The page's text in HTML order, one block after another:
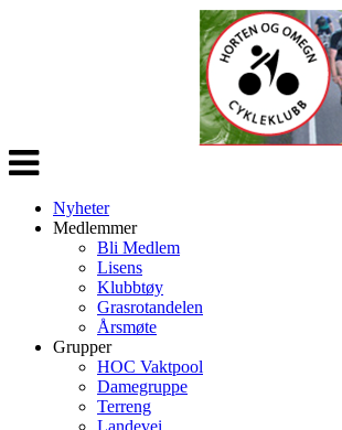
Veksle
navigasjon
Nyheter
Medlemmer
Bli Medlem
Lisens
Klubbtøy
Grasrotandelen
Årsmøte
Grupper
HOC Vaktpool
Damegruppe
Terreng
Landevei